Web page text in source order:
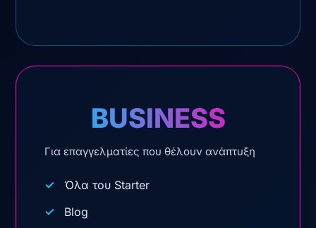
BUSINESS
Για επαγγελματίες που θέλουν ανάπτυξη
Όλα του Starter
Blog